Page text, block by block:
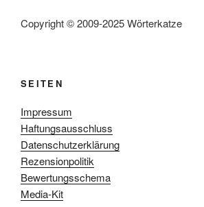
Copyright © 2009-2025 Wörterkatze
SEITEN
Impressum
Haftungsausschluss
Datenschutzerklärung
Rezensionpolitik
Bewertungsschema
Media-Kit